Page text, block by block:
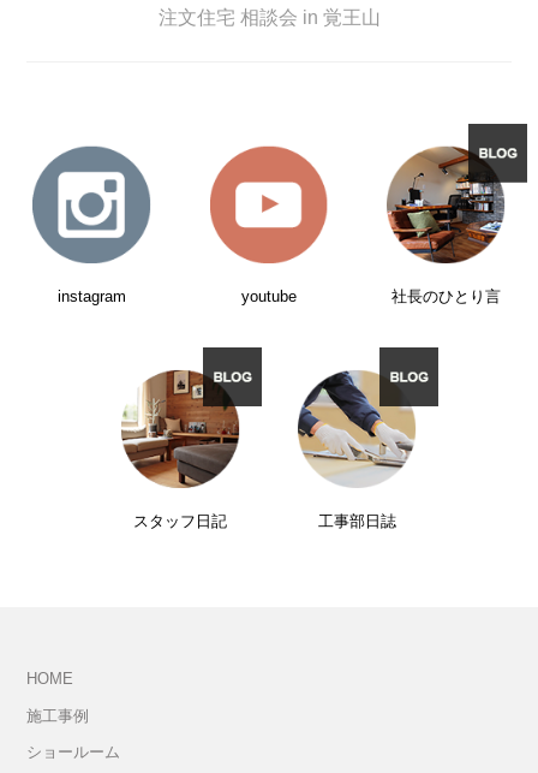
注文住宅 相談会 in 覚王山
instagram youtube 社長のひとり言
スタッフ日記 工事部日誌
HOME
施工事例
ショールーム